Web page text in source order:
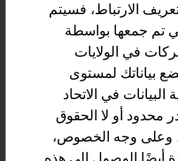
الارتباط، فسيتم
تم جمعها بواسطة
في الولايات
بياناتك لمستوى
في الاتحاد
محدود أو لا الحقوق
وعلى وجه الخصوص،